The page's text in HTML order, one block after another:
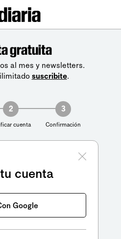
gratuita
al mes y newsletters.
suscribite.
2
cuenta
3
Confirmación
cuenta
Google